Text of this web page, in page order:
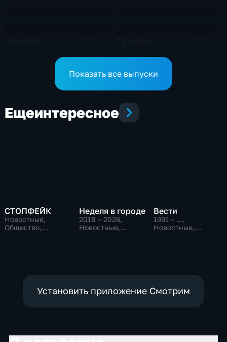
Показать все выпуски
Ещеинтересное
СТОПФЕЙК
Новостные,
Общество,
Неделя в городе
2018 – 2026,
Новостные,
Вести
1991 – …,
Новостные,
Установить приложение Смотрим